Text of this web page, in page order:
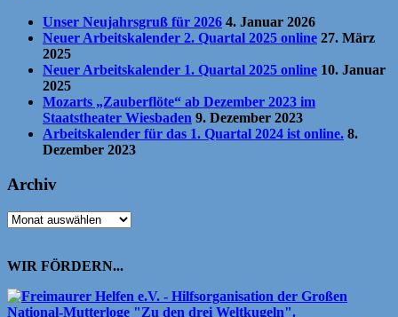
Unser Neujahrsgruß für 2026 4. Januar 2026
Neuer Arbeitskalender 2. Quartal 2025 online 27. März
2025
Neuer Arbeitskalender 1. Quartal 2025 online 10. Januar
2025
Mozarts „Zauberflöte“ ab Dezember 2023 im
Staatstheater Wiesbaden 9. Dezember 2023
Arbeitskalender für das 1. Quartal 2024 ist online. 8.
Dezember 2023
Archiv
Archiv
WIR FÖRDERN...